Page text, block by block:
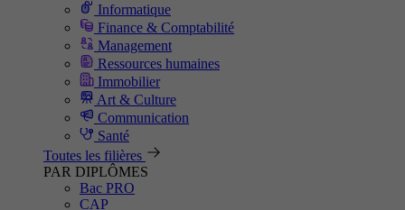
Informatique
Finance & Comptabilité
Management
Ressources humaines
Immobilier
Art & Culture
Communication
Santé
Toutes les filières
PAR DIPLÔMES
Bac PRO
CAP